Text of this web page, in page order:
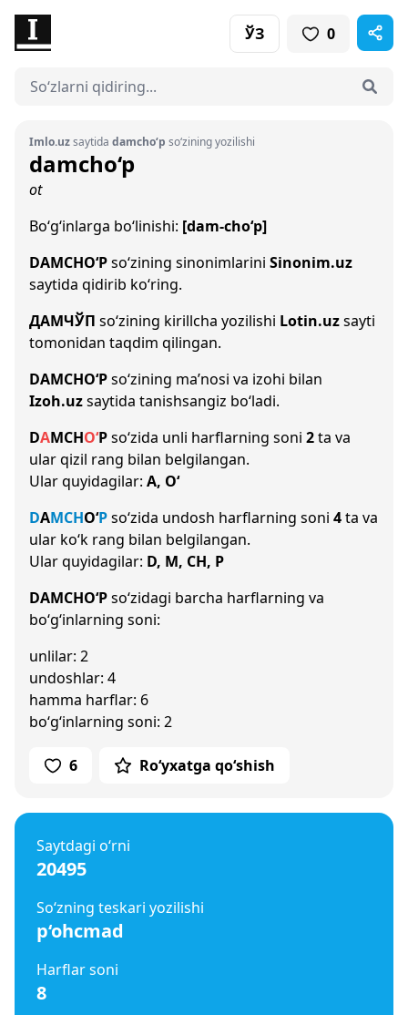
ЎЗ 0
Imlo.uzsaytida damcho‘p so‘zining yozilishi
damcho‘p
ot
Bo‘g‘inlarga bo‘linishi: [dam-cho‘p]
DAMCHO‘Pso‘zining sinonimlarini Sinonim.uz
saytida qidirib ko‘ring.
ДАМЧЎП so‘zining kirillcha yozilishi Lotin.uzsayti
tomonidan taqdim qilingan.
DAMCHO‘Pso‘zining ma’nosi va izohi bilan
Izoh.uzsaytida tanishsangiz bo‘ladi.
DAMCHO‘Pso‘zida unli harflarning soni 2ta va
ular qizil rang bilan belgilangan.
Ular quyidagilar: A, O‘
DAMCHO‘Pso‘zida undosh harflarning soni 4ta va
ular ko‘k rang bilan belgilangan.
Ular quyidagilar: D, M, CH, P
DAMCHO‘Pso‘zidagi barcha harflarning va
bo‘g‘inlarning soni:
unlilar: 2
undoshlar: 4
hamma harflar: 6
bo‘g‘inlarning soni: 2
6 Ro‘yxatga qo‘shish
Saytdagi o‘rni
20495
So‘zning teskari yozilishi
p‘ohcmad
Harflar soni
8